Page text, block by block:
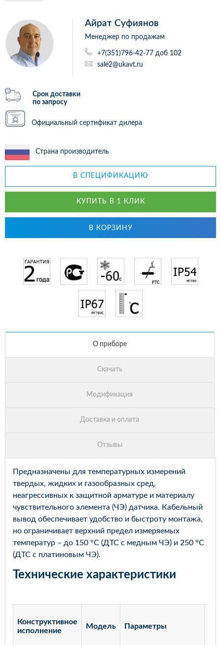
Айрат Суфиянов
Менеджер по продажам
+7(351)796-42-77 доб 102
sale2@ukavt.ru
Срок доставки
по запросу
Официальный сертификат дилера
Страна производитель
В СПЕЦИФИКАЦИЮ
КУПИТЬ В 1 КЛИК
В КОРЗИНУ
Предназначены для температурных измерений
твердых, жидких и газообразных сред,
неагрессивных к защитной арматуре и материалу
чувствительного элемента (ЧЭ) датчика. Кабельный
вывод обеспечивает удобство и быстроту монтажа,
но ограничивает верхний предел измеряемых
температур – до 150 °С (ДТС с медным ЧЭ) и 250 °С
(ДТС с платиновым ЧЭ).
Технические характеристики
Конструктивное
исполнение
Модель Параметры